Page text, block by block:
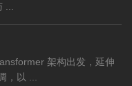
架构出发，延伸
，以 ...